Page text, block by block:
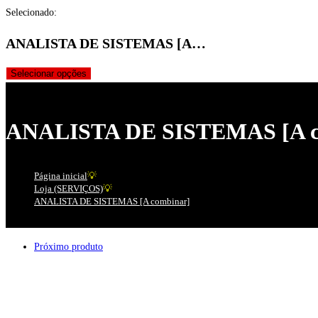
Selecionado:
ANALISTA DE SISTEMAS [A…
Selecionar opções
ANALISTA DE SISTEMAS [A
Página inicial💡
Loja (SERVIÇOS)💡
ANALISTA DE SISTEMAS [A combinar]
Próximo produto